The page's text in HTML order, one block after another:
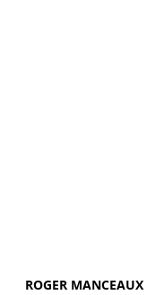
Vychutnejte si
ROGER